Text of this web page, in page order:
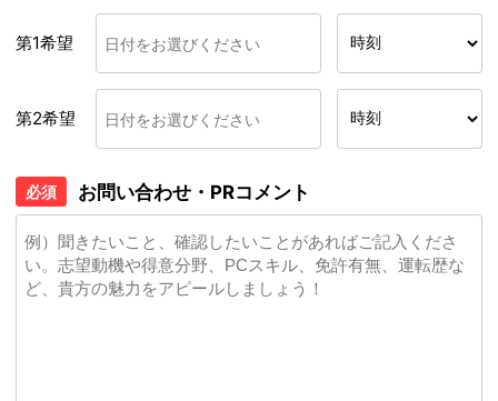
第1希望
第2希望
必須 お問い合わせ・PRコメント